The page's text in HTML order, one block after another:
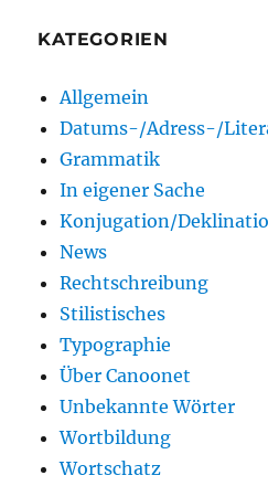
KATEGORIEN
Allgemein
Datums-/Adress-/
Grammatik
In eigener Sache
Konjugation/
News
Rechtschreibung
Stilistisches
Typographie
Über Canoonet
Unbekannte Wörter
Wortbildung
Wortschatz